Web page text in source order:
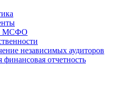
МСФО
независимых аудиторов
отчетность